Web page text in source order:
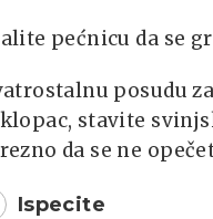
pećnicu da se
posudu
stavite
da se ne
Ispecite